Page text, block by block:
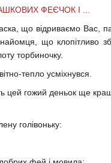
ФЕЄЧОК І ...
що відриваємо Вас,
що клопітливо
торбиночку.
тепло усміхнувся.
цей гожий деньок ще
голівоньку: